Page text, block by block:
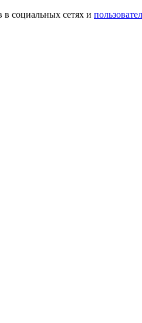
социальных сетях и